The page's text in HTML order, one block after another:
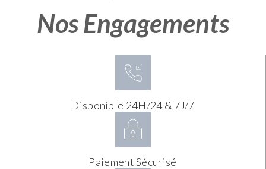
Nos Engagements
Disponible 24H/24 & 7J/7
Paiement Sécurisé